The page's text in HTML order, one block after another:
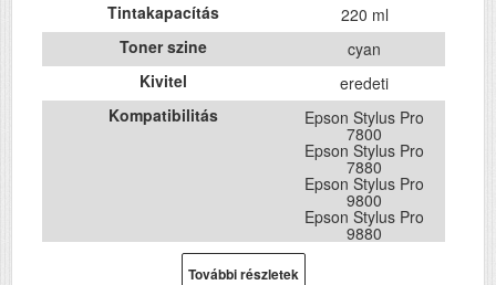
Tintakapacítás
220 ml
Toner szine
cyan
Kivitel
eredeti
Kompatibilitás
Epson Stylus Pro
7800
Epson Stylus Pro
7880
Epson Stylus Pro
9800
Epson Stylus Pro
9880
További részletek